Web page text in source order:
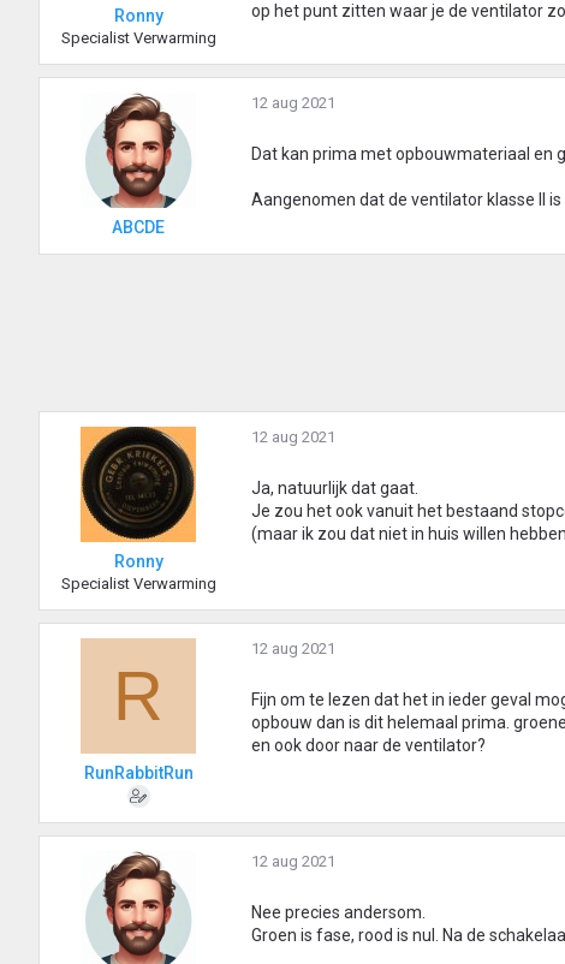
Ronny
Specialist Verwarming
op het punt zitten waar je de ventilator
ABCDE
12 aug 2021
Dat kan prima met opbouwmateriaal en
Aangenomen dat de ventilator klasse II is
Ronny
Specialist Verwarming
12 aug 2021
Ja, natuurlijk dat gaat.
Je zou het ook vanuit het bestaand
(maar ik zou dat niet in huis willen
R
RunRabbitRun
12 aug 2021
Fijn om te lezen dat het in ieder geval
opbouw dan is dit helemaal prima.
en ook door naar de ventilator?
12 aug 2021
Nee precies andersom.
Groen is fase, rood is nul. Na de